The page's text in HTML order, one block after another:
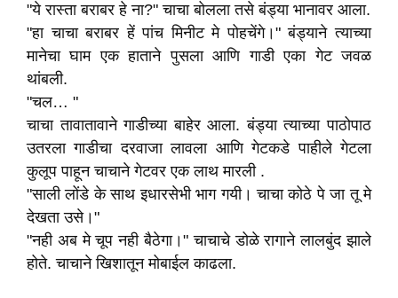
"ये रास्ता बराबर हे ना?" चाचा बोलला तसे बंड्या भानावर आला.
"हा चाचा बराबर हें पांच मिनीट मे पोहचेंगे।" बंड्याने त्याच्या
मानेचा घाम एक हाताने पुसला आणि गाडी एका गेट जवळ
थांबली.
"चल… "
चाचा तावातावाने गाडीच्या बाहेर आला. बंड्या त्याच्या पाठोपाठ
उतरला गाडीचा दरवाजा लावला आणि गेटकडे पाहीले गेटला
कुलूप पाहून चाचाने गेटवर एक लाथ मारली .
"साली लोंडे के साथ इधारसेभी भाग गयी। चाचा कोठे पे जा तू मे
देखता उसे।"
"नही अब मे चूप नही बैठेगा।" चाचाचे डोळे रागाने लालबुंद झाले
होते. चाचाने खिशातून मोबाईल काढला.